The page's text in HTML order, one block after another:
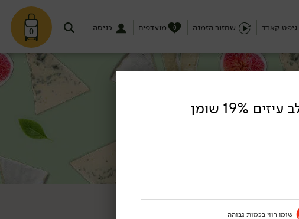
0 גיפט קארד שחזור הזמנה מועדפים 0 כניסה
גבינת פטה מחלב עיזים 19% שומן
שומן רווי בכמות גבוהה